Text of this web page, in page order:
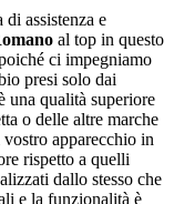
assistenza e
al top in questo
ci impegniamo
presi solo dai
qualità superiore
o delle altre marche
apparecchio in
rispetto a quelli
dallo stesso che
e la funzionalità è